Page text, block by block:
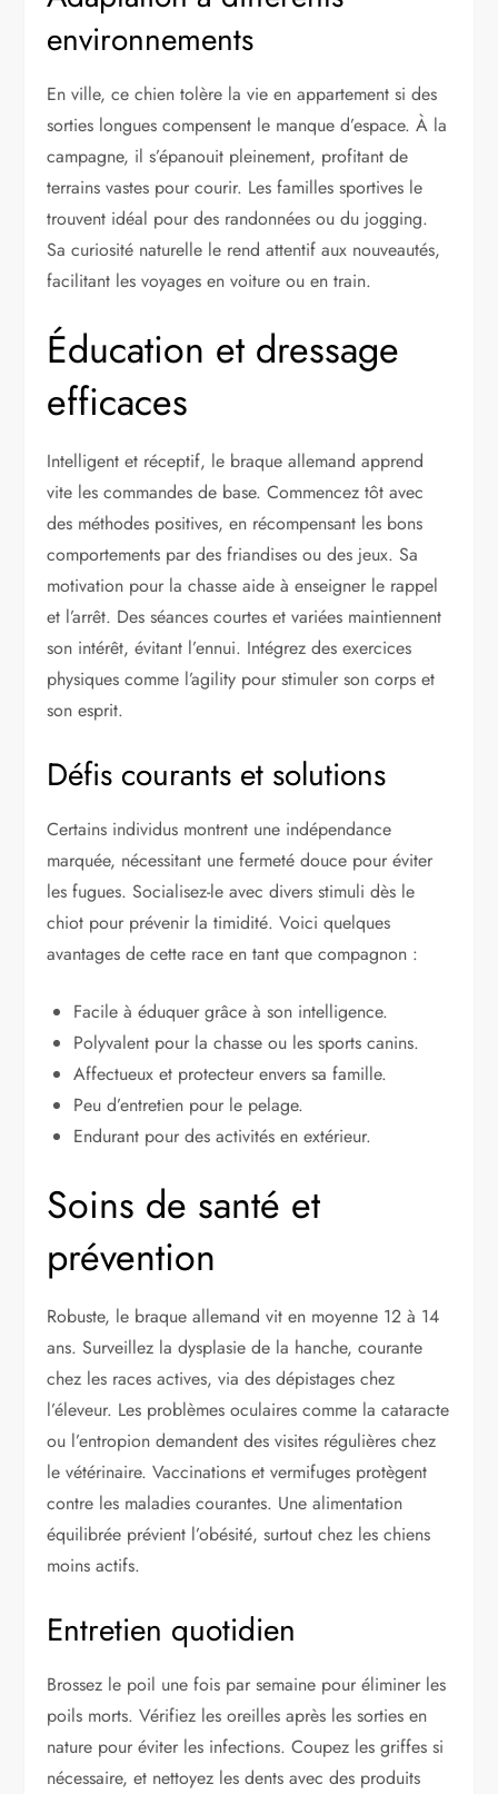
environnements
En ville, ce chien tolère la vie en appartement si des
sorties longues compensent le manque d’espace. À la
campagne, il s’épanouit pleinement, profitant de
terrains vastes pour courir. Les familles sportives le
trouvent idéal pour des randonnées ou du jogging.
Sa curiosité naturelle le rend attentif aux nouveautés,
facilitant les voyages en voiture ou en train.
Éducation et dressage
efficaces
Intelligent et réceptif, le braque allemand apprend
vite les commandes de base. Commencez tôt avec
des méthodes positives, en récompensant les bons
comportements par des friandises ou des jeux. Sa
motivation pour la chasse aide à enseigner le rappel
et l’arrêt. Des séances courtes et variées maintiennent
son intérêt, évitant l’ennui. Intégrez des exercices
physiques comme l’agility pour stimuler son corps et
son esprit.
Défis courants et solutions
Certains individus montrent une indépendance
marquée, nécessitant une fermeté douce pour éviter
les fugues. Socialisez-le avec divers stimuli dès le
chiot pour prévenir la timidité. Voici quelques
avantages de cette race en tant que compagnon :
Facile à éduquer grâce à son intelligence.
Polyvalent pour la chasse ou les sports canins.
Affectueux et protecteur envers sa famille.
Peu d’entretien pour le pelage.
Endurant pour des activités en extérieur.
Soins de santé et
prévention
Robuste, le braque allemand vit en moyenne 12 à 14
ans. Surveillez la dysplasie de la hanche, courante
chez les races actives, via des dépistages chez
l’éleveur. Les problèmes oculaires comme la cataracte
ou l’entropion demandent des visites régulières chez
le vétérinaire. Vaccinations et vermifuges protègent
contre les maladies courantes. Une alimentation
équilibrée prévient l’obésité, surtout chez les chiens
moins actifs.
Entretien quotidien
Brossez le poil une fois par semaine pour éliminer les
poils morts. Vérifiez les oreilles après les sorties en
nature pour éviter les infections. Coupez les griffes si
nécessaire, et nettoyez les dents avec des produits